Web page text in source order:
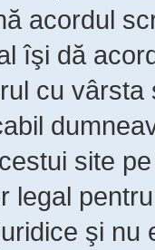
acordul
îşi dă
cu
site
legal
şi